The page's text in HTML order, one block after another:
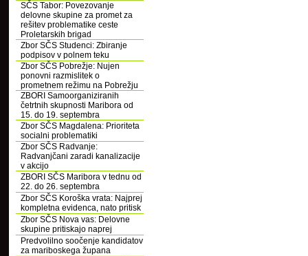
SČS Tabor: Povezovanje
delovne skupine za promet za
rešitev problematike ceste
Proletarskih brigad
Zbor SČS Studenci: Zbiranje
podpisov v polnem teku
Zbor SČS Pobrežje: Nujen
ponovni razmislitek o
prometnem režimu na Pobrežju
ZBORI Samoorganiziranih
četrtnih skupnosti Maribora od
15. do 19. septembra
Zbor SČS Magdalena: Prioriteta
socialni problematiki
Zbor SČS Radvanje:
Radvanjčani zaradi kanalizacije
v akcijo
ZBORI SČS Maribora v tednu od
22. do 26. septembra
Zbor SČS Koroška vrata: Najprej
kompletna evidenca, nato pritisk
Zbor SČS Nova vas: Delovne
skupine pritiskajo naprej
Predvolilno soočenje kandidatov
za mariboskega župana